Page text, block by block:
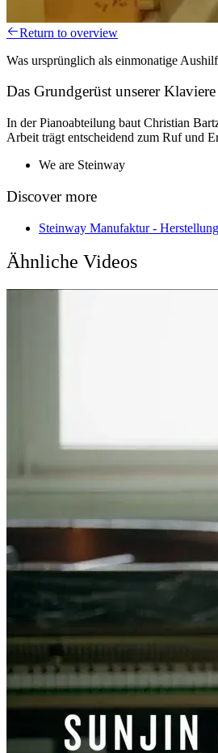
Return to overview
Was ursprünglich als einmonatige
Das Grundgerüst unserer Klaviere
In der Pianoabteilung baut Christian
Arbeit trägt entscheidend zum Ruf und
We are Steinway
Discover more
Steinway Manufaktur -
Ähnliche Videos